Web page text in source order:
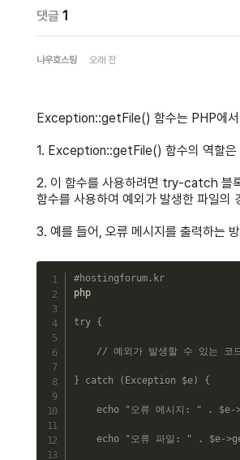
댓글 1
나우호스팅 오래 전
Exception::getFile() 함수는 PHP에서
1. Exception::getFile() 함수의 역할은
2. 이 함수를 사용하려면 try-catch 블
함수를 사용하여 예외가 발생한 파일의
3. 예를 들어, 오류 메시지를 출력하는
#hostingforum.kr
php
try {
// 예외가 발생할 수 있는 코
} catch ( Exception $e) {
echo "오류 메시지: " . $e-
echo "오류 파일: " . $e->